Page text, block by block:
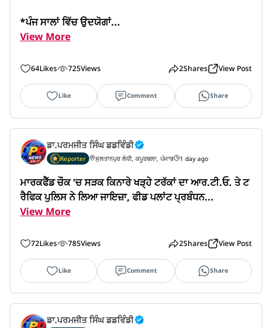
*ਪੰਜ ਸਾਲਾਂ ਵਿੱਚ ਉਦਯੋਗਾਂ...
View More
64Likes 725Views 2Shares View Post
Like Comment Share
ਡਾ.ਪਰਮਜੀਤ ਸਿੰਘ ਡਡਵਿੰਡੀ
Reporter ਸੁਲਤਾਨਪੁਰ ਲੋਧੀ, ਕਪੂਰਥਲਾ, ਪੰਜਾਬ 1 day ago
ਮਾਰਕਫੈੱਡ ਚੌਕ 'ਚ ਸੜਕ ਕਿਨਾਰੇ ਖੜ੍ਹੇ ਟਰੱਕਾਂ ਦਾ ਆਰ.ਟੀ.ਓ. ਤੇ ਟ
ਰੈਫਿਕ ਪੁਲਿਸ ਨੇ ਲਿਆ ਜਾਇਜ਼ਾ, ਫੀਡ ਪਲਾਂਟ ਪ੍ਰਬੰਧਨ...
View More
72Likes 785Views 2Shares View Post
Like Comment Share
ਡਾ.ਪਰਮਜੀਤ ਸਿੰਘ ਡਡਵਿੰਡੀ